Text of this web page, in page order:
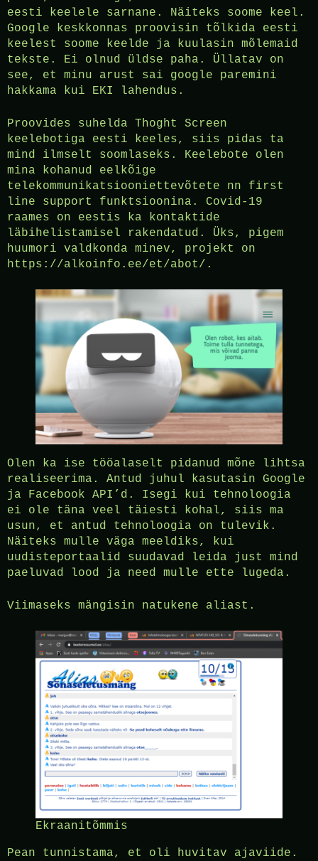
eesti keelele sarnane. Näiteks soome keel.
Google keskkonnas proovisin tõlkida eesti
keelest soome keelde ja kuulasin mõlemaid
tekste. Ei olnud üldse paha. Üllatav on
see, et minu arust sai google paremini
hakkama kui EKI lahendus.
Proovides suhelda Thoght Screen
keelebotiga eesti keeles, siis pidas ta
mind ilmselt soomlaseks. Keelebote olen
mina kohanud eelkõige
telekommunikatsiooniettevõtete nn first
line support funktsioonina. Covid-19
raames on eestis ka kontaktide
läbihelistamisel rakendatud. Üks, pigem
huumori valdkonda minev, projekt on
https://alkoinfo.ee/et/abot/.
Olen ka ise tööalaselt pidanud mõne lihtsa
realiseerima. Antud juhul kasutasin Google
ja Facebook API’d. Isegi kui tehnoloogia
ei ole täna veel täiesti kohal, siis ma
usun, et antud tehnoloogia on tulevik.
Näiteks mulle väga meeldiks, kui
uudisteportaalid suudavad leida just mind
paeluvad lood ja need mulle ette lugeda.
Viimaseks mängisin natukene aliast.
Ekraanitõmmis
Pean tunnistama, et oli huvitav ajaviide.